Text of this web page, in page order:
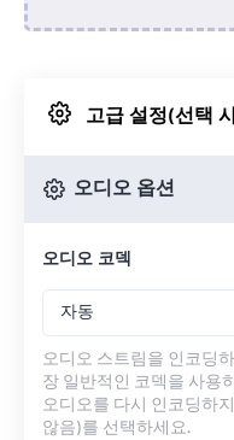
고급 설정(선택
오디오 옵션
오디오 코덱
자동
오디오 스트림을 인코딩
장 일반적인 코덱을 사용
오디오를 다시 인코딩하
않음)를 선택하세요.